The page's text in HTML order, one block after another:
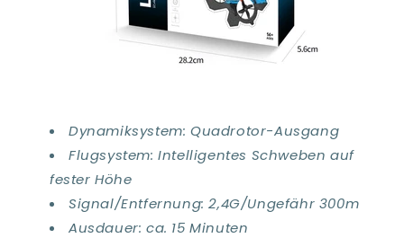
Dynamiksystem: Quadrotor-Ausgang
Flugsystem: Intelligentes Schweben auf
fester Höhe
Signal/Entfernung: 2,4G/Ungefähr 300m
Ausdauer: ca. 15 Minuten